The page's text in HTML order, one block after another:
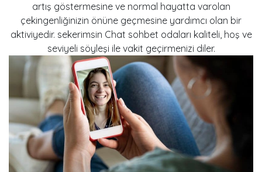
artış göstermesine ve normal hayatta varolan
çekingenliğinizin önüne geçmesine yardımcı olan bir
aktiviyedir. sekerimsin Chat sohbet odaları kaliteli, hoş ve
seviyeli söyleşi ile vakit geçirmenizi diler.